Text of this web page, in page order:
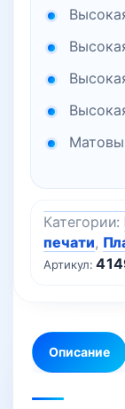
Артикул:
Категории:
печати,
Описание